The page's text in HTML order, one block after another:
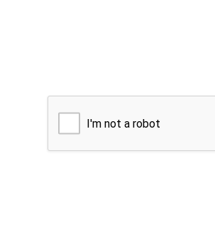
I'm not a robot